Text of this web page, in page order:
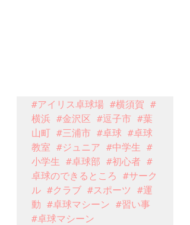
#アイリス卓球場 #横須賀 #
横浜 #金沢区 #逗子市 #葉
山町 #三浦市 #卓球 #卓球
教室 #ジュニア #中学生
#
小学生
#卓球部 #初心者 #
卓球のできるところ
#サーク
ル #クラブ #スポーツ
#運
動 #卓球マシーン #習い事
#卓球マシーン